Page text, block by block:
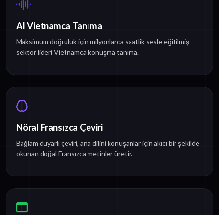
AI Vietnamca Tanıma
Maksimum doğruluk için milyonlarca saatlik sesle eğitilmiş
sektör lideri Vietnamca konuşma tanıma.
Nöral Fransızca Çeviri
Bağlam duyarlı çeviri, ana dilini konuşanlar için akıcı bir şekilde
okunan doğal Fransızca metinler üretir.